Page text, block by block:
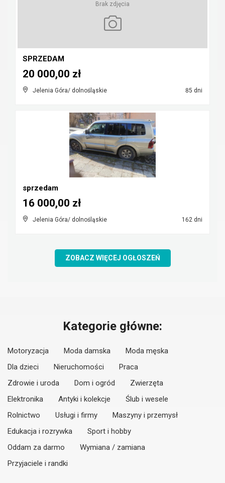
Brak zdjęcia
SPRZEDAM
Jelenia Góra/ dolnośląskie 85 dni
20 000,00 zł
sprzedam
Jelenia Góra/ dolnośląskie 162 dni
16 000,00 zł
ZOBACZ WIĘCEJ OGŁOSZEŃ
Kategorie główne:
Motoryzacja Moda damska
Moda męska
Dla dzieci
Nieruchomości
Praca
Zdrowie i uroda
Dom i ogród
Zwierzęta
Elektronika
Antyki i kolekcje
Ślub i wesele
Rolnictwo
Usługi i firmy
Maszyny i przemysł
Edukacja i rozrywka
Sport i hobby
Oddam za darmo
Wymiana / zamiana
Przyjaciele i randki